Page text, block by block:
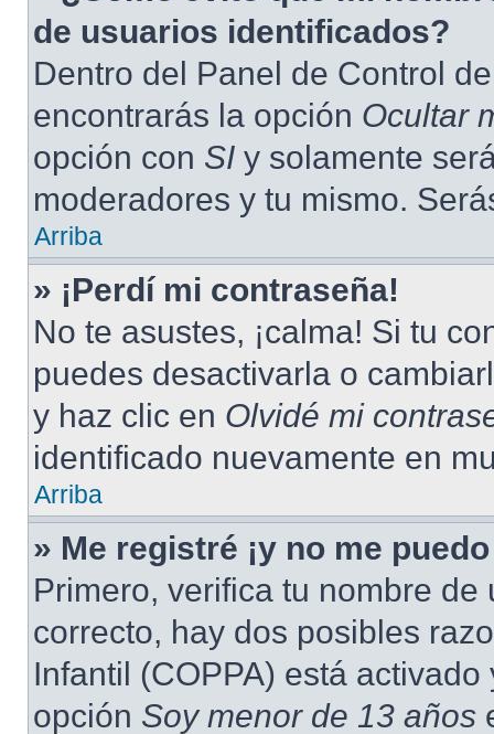
de usuarios identificados?
Dentro del Panel de Control
encontrarás la opción Ocultar
opción con SI y solamente
moderadores y tu mismo.
Arriba
» ¡Perdí mi contraseña!
No te asustes, ¡calma! Si tu
puedes desactivarla o
y haz clic en Olvidé mi
identificado nuevamente en
Arriba
» Me registré ¡y no me
Primero, verifica tu nombre
correcto, hay dos posibles
Infantil (COPPA) está
opción Soy menor de 13 años